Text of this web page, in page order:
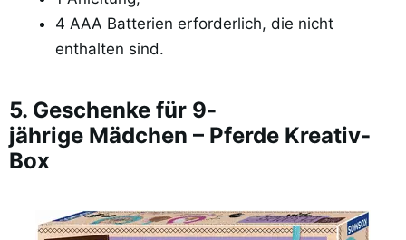
4 AAA Batterien erforderlich, die nicht
enthalten sind.
5. Geschenke für 9-
jährige Mädchen – Pferde Kreativ-
Box